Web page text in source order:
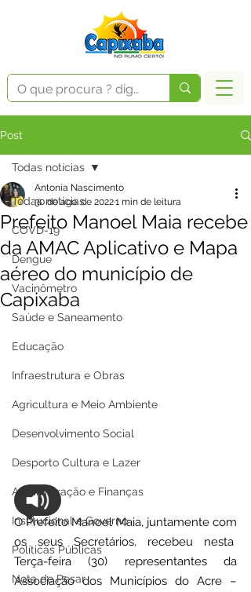
Post
Todas notícias
COVD-19
Dengue
Vacinômetro
Saúde e Saneamento
Educação
Infraestrutura e Obras
Agricultura e Meio Ambiente
Desenvolvimento Social
Desporto Cultura e Lazer
Administração e Finanças
Institucional e Governo
Políticas Públicas
Nota de Pesar
Todas notícias
Prefeito Manoel Maia recebe
da AMAC Aplicativo e Mapa
aéreo do município de
Capixaba
Antonia Nascimento
30 de ago. de 20221 min de leitura
O Prefeito Manoel Maia, juntamente com
os seus Secretários, recebeu nesta
Terça-feira (30) representantes da
Associação dos Municípios do Acre –